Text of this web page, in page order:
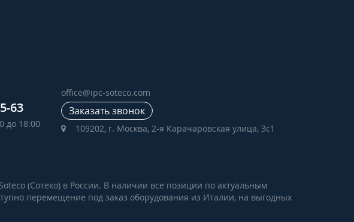
63
до 18:00
office@ipc-soteco.com
Заказать звонок
109202, г. Москва, 2-я Карачаровская улица, 3с1
(Сотеко) в России. В наличии все позиции по актуальным
перемещение под заказ оборудования из Италии, на выгодных